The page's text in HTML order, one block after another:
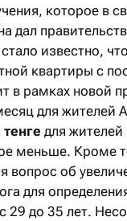
которое в
дал
известно,
квартиры с
в рамках новой
для жителей
для жителей
меньше. Кроме
вопрос об
для
29 до 35 лет.